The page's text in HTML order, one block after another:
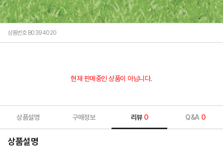
상품번호 B0394020
현재 판매중인 상품이 아닙니다.
상품설명 구매정보 리뷰 0 Q&A 0
상품설명